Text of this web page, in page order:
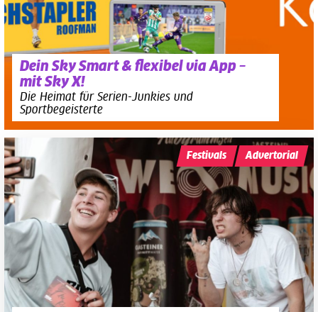
Dein Sky Smart & flexibel via App –
mit Sky X!
Die Heimat für Serien-Junkies und
Sportbegeisterte
Festivals Advertorial